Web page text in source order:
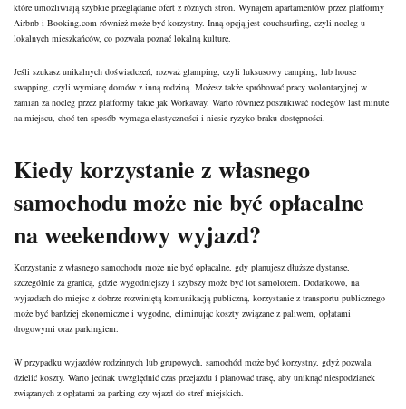
które umożliwiają szybkie przeglądanie ofert z różnych stron. Wynajem apartamentów przez platformy
Airbnb i Booking.com również może być korzystny. Inną opcją jest couchsurfing, czyli nocleg u
lokalnych mieszkańców, co pozwala poznać lokalną kulturę.
Jeśli szukasz unikalnych doświadczeń, rozważ glamping, czyli luksusowy camping, lub house
swapping, czyli wymianę domów z inną rodziną. Możesz także spróbować pracy wolontaryjnej w
zamian za nocleg przez platformy takie jak Workaway. Warto również poszukiwać noclegów last minute
na miejscu, choć ten sposób wymaga elastyczności i niesie ryzyko braku dostępności.
Kiedy korzystanie z własnego
samochodu może nie być opłacalne
na weekendowy wyjazd?
Korzystanie z własnego samochodu może nie być opłacalne, gdy planujesz dłuższe dystanse,
szczególnie za granicą, gdzie wygodniejszy i szybszy może być lot samolotem. Dodatkowo, na
wyjazdach do miejsc z dobrze rozwiniętą komunikacją publiczną, korzystanie z transportu publicznego
może być bardziej ekonomiczne i wygodne, eliminując koszty związane z paliwem, opłatami
drogowymi oraz parkingiem.
W przypadku wyjazdów rodzinnych lub grupowych, samochód może być korzystny, gdyż pozwala
dzielić koszty. Warto jednak uwzględnić czas przejazdu i planować trasę, aby uniknąć niespodzianek
związanych z opłatami za parking czy wjazd do stref miejskich.